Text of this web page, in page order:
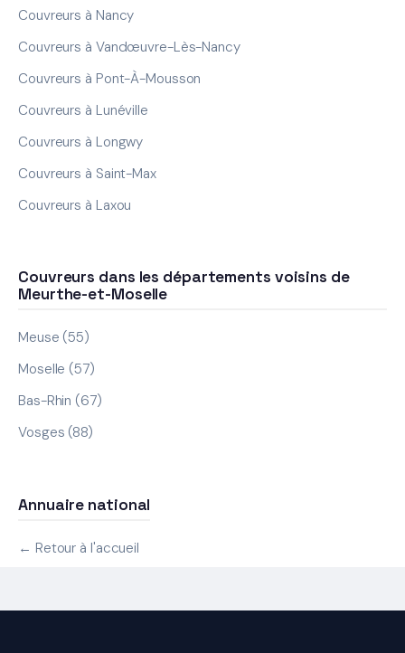
Couvreurs à Nancy
Couvreurs à Vandœuvre-Lès-Nancy
Couvreurs à Pont-À-Mousson
Couvreurs à Lunéville
Couvreurs à Longwy
Couvreurs à Saint-Max
Couvreurs à Laxou
Couvreurs dans les départements voisins de
Meurthe-et-Moselle
Meuse (55)
Moselle (57)
Bas-Rhin (67)
Vosges (88)
Annuaire national
← Retour à l'accueil